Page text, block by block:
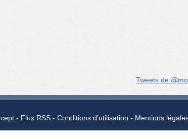
Tweets de
Flux RSS Conditions d'utilisation Mentions